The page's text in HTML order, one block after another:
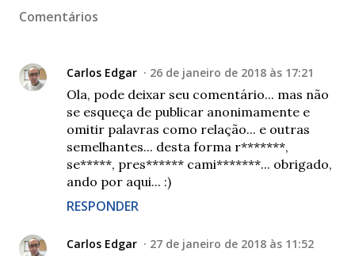
Comentários
Carlos Edgar 26 de janeiro de 2018 às 17:21
Ola, pode deixar seu comentário... mas não
se esqueça de publicar anonimamente e
omitir palavras como relação... e outras
semelhantes... desta forma r*******,
se*****, pres****** cami*******... obrigado,
ando por aqui... :)
RESPONDER
Carlos Edgar 27 de janeiro de 2018 às 11:52